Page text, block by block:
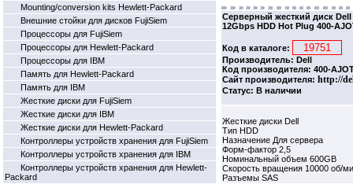
Mounting/conversion kits Hewlett-Packard
Внешние стойки для дисков FujiSiem
Процессоры для FujiSiem
Процессоры для Hewlett-Packard
Процессоры для IBM
Память для Hewlett-Packard
Память для IBM
Жесткие диски для FujiSiem
Жесткие диски для IBM
Жесткие диски для Hewlett-Packard
Контроллеры устройств хранения для FujiSiem
Контроллеры устройств хранения для IBM
Контроллеры устройств хранения для Hewlett-
Packard
Серверный жесткий диск Dell
12Gbps HDD Hot Plug 400-
Код в каталоге:
Производитель: Dell
Код производителя: 400-
Сайт производителя: http://
Статус: В наличии
Жесткие диски Dell
Тип HDD
Назначение Для сервера
Форм-фактор 2,5
Номинальный объем 600GB
Скорость вращения 10000 об/
Разъемы SAS